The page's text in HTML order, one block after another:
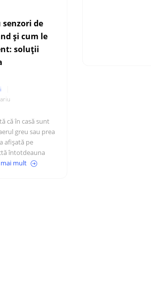
de
și cum le
soluții
că în casă sunt
greu sau prea
afișată pe
întotdeauna
mult